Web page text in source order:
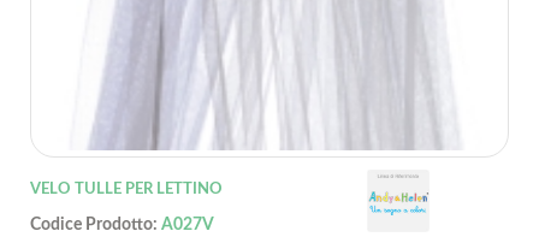
VELO TULLE PER LETTINO
Codice Prodotto: A027V